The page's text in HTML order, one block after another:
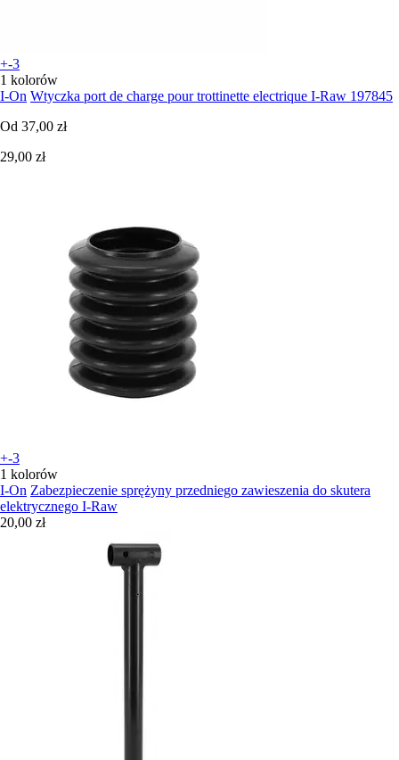
+-3
1 kolorów
I-On Wtyczka port de charge pour trottinette electrique I-Raw 197845
Od 37,00 zł
29,00 zł
+-3
1 kolorów
I-On Zabezpieczenie sprężyny przedniego zawieszenia do skutera
elektrycznego I-Raw
20,00 zł